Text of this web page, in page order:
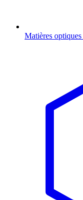
Matières optiques